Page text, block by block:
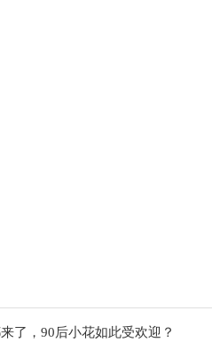
了，90后小花如此受欢迎？